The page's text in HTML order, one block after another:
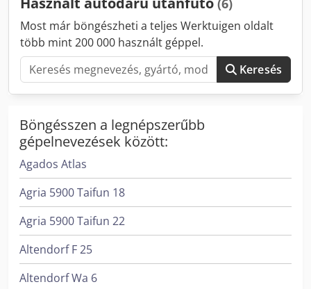
Saját tömeg: 11 550 kg Terhelhetőség: 26 450 kg
Megengedett össztömeg: 38 000 kg Funkcionális Oszlop:
Teleszkópos (5 részes) Felépítmény márkája: FASSI F245 A
Billenőplatós: Hátul
(6)
Most már böngészheti a teljes Werktuigen oldalt
több mint 200 000 használt géppel.
Keresés
Böngésszen a legnépszerűbb
gépelnevezések között:
Agados Atlas
Agria 5900 Taifun 18
Agria 5900 Taifun 22
Altendorf F 25
Altendorf Wa 6